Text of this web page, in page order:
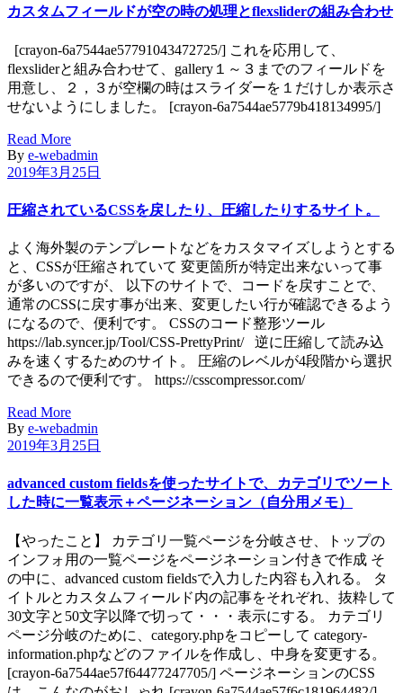
カスタムフィールドが空の時の処理とflexsliderの組み合わせ
[crayon-6a7544ae57791043472725/] これを応用して、
flexsliderと組み合わせて、gallery１～３までのフィールドを
用意し、２，３が空欄の時はスライダーを１だけしか表示さ
せないようにしました。 [crayon-6a7544ae5779b418134995/]
Read More
By e-webadmin
2019年3月25日
圧縮されているCSSを戻したり、圧縮したりするサイト。
よく海外製のテンプレートなどをカスタマイズしようとする
と、CSSが圧縮されていて 変更箇所が特定出来ないって事
が多いのですが、 以下のサイトで、コードを戻すことで、
通常のCSSに戻す事が出来、変更したい行が確認できるよう
になるので、便利です。 CSSのコード整形ツール
https://lab.syncer.jp/Tool/CSS-PrettyPrint/ 逆に圧縮して読み込
みを速くするためのサイト。 圧縮のレベルが4段階から選択
できるので便利です。 https://csscompressor.com/
Read More
By e-webadmin
2019年3月25日
advanced custom fieldsを使ったサイトで、カテゴリでソート
した時に一覧表示＋ページネーション（自分用メモ）
【やったこと】 カテゴリ一覧ページを分岐させ、トップの
インフォ用の一覧ページをページネーション付きで作成 そ
の中に、advanced custom fieldsで入力した内容も入れる。 タ
イトルとカスタムフィールド内の記事をそれぞれ、抜粋して
30文字と50文字以降で切って・・・表示にする。 カテゴリ
ページ分岐のために、category.phpをコピーして category-
information.phpなどのファイルを作成し、中身を変更する。
[crayon-6a7544ae57f64477247705/] ページネーションのCSS